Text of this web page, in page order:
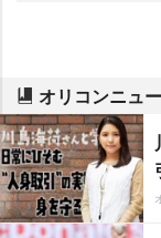
オリコンニュ